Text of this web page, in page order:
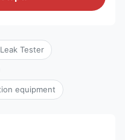
Tester
equipment